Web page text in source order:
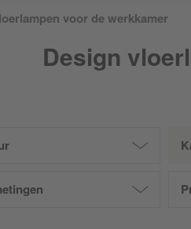
voor de werkkamer
Design